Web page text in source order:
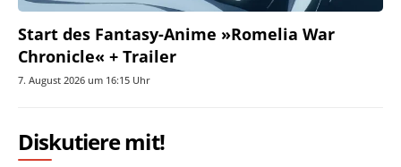
Start des Fantasy-Anime »Romelia War
Chronicle« + Trailer
7. August 2026 um 16:15 Uhr
Diskutiere mit!